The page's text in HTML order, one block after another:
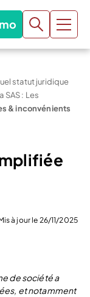
statut juridique
SAS : Les
& inconvénients
à jour le 26/11/2025
de société a
et notamment